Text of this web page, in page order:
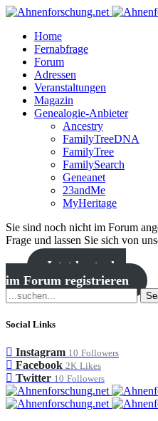
Home
Fernabfrage
Forum
Adressen
Veranstaltungen
Magazin
Genealogie-Anbieter
Ancestry
FamilyTreeDNA
FamilyTree
FamilySearch
Geneanet
23andMe
MyHeritage
Sie sind noch nicht im Forum
Frage und lassen Sie sich von
Jetzt kostenlos
im Forum registrieren
Social Links
Instagram 10 Followers
Facebook 2K Likes
Twitter 10 Followers